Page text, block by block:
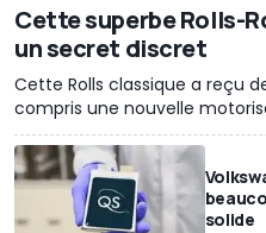
Cette superbe Rolls-
un secret discret
Cette Rolls classique a reçu
compris une nouvelle
solide